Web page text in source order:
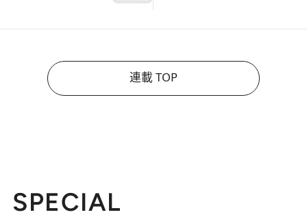
連載 TOP
SPECIAL